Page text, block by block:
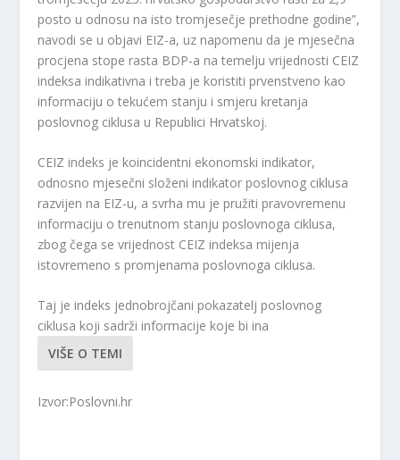
posto u odnosu na isto tromjesečje prethodne godine”,
navodi se u objavi EIZ-a, uz napomenu da je mjesečna
procjena stope rasta BDP-a na temelju vrijednosti CEIZ
indeksa indikativna i treba je koristiti prvenstveno kao
informaciju o tekućem stanju i smjeru kretanja
poslovnog ciklusa u Republici Hrvatskoj.
CEIZ indeks je koincidentni ekonomski indikator,
odnosno mjesečni složeni indikator poslovnog ciklusa
razvijen na EIZ-u, a svrha mu je pružiti pravovremenu
informaciju o trenutnom stanju poslovnoga ciklusa,
zbog čega se vrijednost CEIZ indeksa mijenja
istovremeno s promjenama poslovnoga ciklusa.
Taj je indeks jednobrojčani pokazatelj poslovnog
ciklusa koji sadrži informacije koje bi ina
VIŠE O TEMI
Izvor:Poslovni.hr